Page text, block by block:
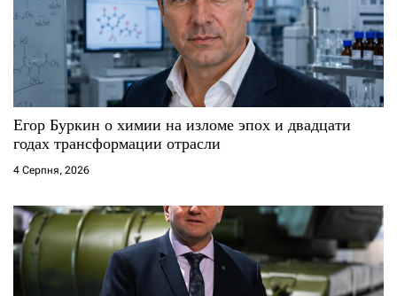
Егор Буркин о химии на изломе эпох и двадцати
годах трансформации отрасли
4 Серпня, 2026